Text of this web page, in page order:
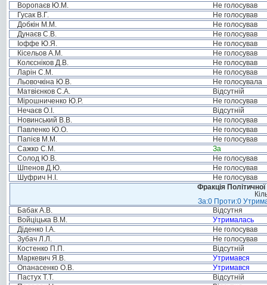
Воропаєв Ю.М.
Не голосував
Гусак В.Г.
Не голосував
Добкін М.М.
Не голосував
Дунаєв С.В.
Не голосував
Іоффе Ю.Я.
Не голосував
Кісельов А.М.
Не голосував
Колєсніков Д.В.
Не голосував
Ларін С.М.
Не голосував
Льовочкіна Ю.В.
Не голосувала
Матвієнков С.А.
Відсутній
Мірошниченко Ю.Р.
Не голосував
Нечаєв О.І.
Відсутній
Новинський В.В.
Не голосував
Павленко Ю.О.
Не голосував
Папієв М.М.
Не голосував
Сажко С.М.
За
Солод Ю.В.
Не голосував
Шпенов Д.Ю.
Не голосував
Шуфрич Н.І.
Не голосував
Фракція
За:0 Проти:0
Бабак А.В.
Відсутня
Войціцька В.М.
Утрималась
Діденко І.А.
Не голосував
Зубач Л.Л.
Не голосував
Костенко П.П.
Відсутній
Маркевич Я.В.
Утримався
Опанасенко О.В.
Утримався
Пастух Т.Т.
Відсутній